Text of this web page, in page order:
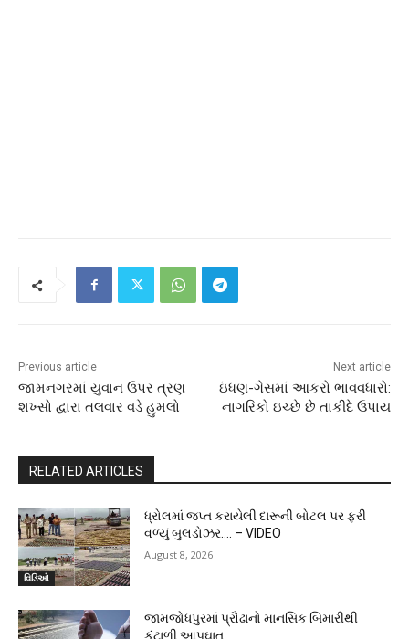
Previous article
જામનગરમાં યુવાન ઉપર ત્રણ
શખ્સો દ્વારા તલવાર વડે હુમલો
Next article
ઇંધણ-ગેસમાં આકરો ભાવવધારો:
નાગરિકો ઇચ્છે છે તાકીદે ઉપાય
RELATED ARTICLES
વિડિઓ
ધ્રોલમાં જપ્ત કરાયેલી દારૂની બોટલ પર ફરી
વળ્યું બુલડોઝર…. – VIDEO
August 8, 2026
જામજોધપુરમાં પ્રૌઢાનો માનસિક બિમારીથી
કંટાળી આપઘાત